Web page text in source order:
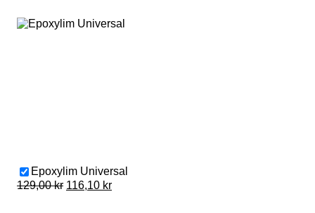
Epoxylim Universal
129,00kr Original
116,10 krCurrent